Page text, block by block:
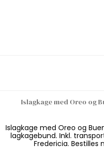
Islagkage med Oreo og
Islagkage med Oreo og
lagkagebund. Inkl.
Fredericia. Bestilles